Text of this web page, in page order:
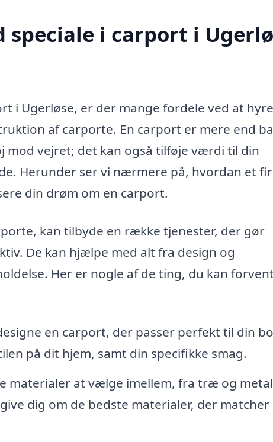
i carport i
i Ugerløse, er der mange fordele ved at
af carporte. En carport er mere end
vejret; det kan også tilføje værdi til din
Herunder ser vi nærmere på, hvordan et
din drøm om en carport.
kan tilbyde en række tjenester, der gør
De kan hjælpe med alt fra design og
Her er nogle af de ting, du kan
en carport, der passer perfekt til din
på dit hjem, samt din specifikke smag.
materialer at vælge imellem, fra træ og
dig om de bedste materialer, der matcher